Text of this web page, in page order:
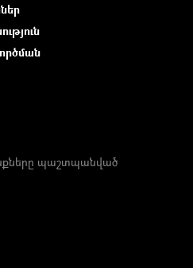
պաշտպանված